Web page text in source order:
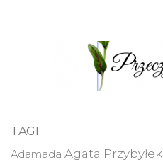
TAGI
Adamada Agata Przybyłek